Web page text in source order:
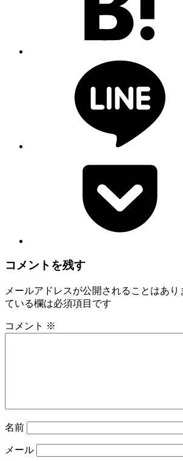
コメントを残す
メールアドレスが公開されることはあり
ている欄は必須項目です
コメント ※
名前
メール